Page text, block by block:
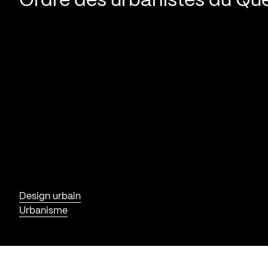
Design urbain
Urbanisme